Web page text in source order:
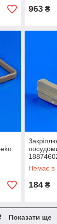
963 ₴
Немає в
184 ₴
Показати ще